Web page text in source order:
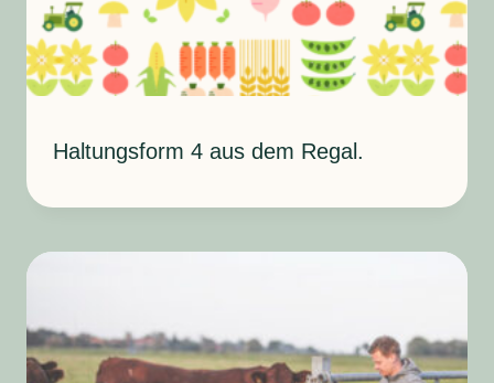
Haltungsform 4 aus dem Regal.